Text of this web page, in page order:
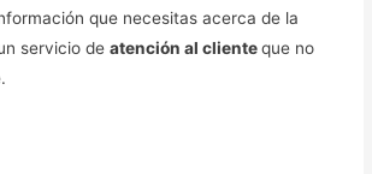
que necesitas acerca de la
servicio deatención al clienteque no